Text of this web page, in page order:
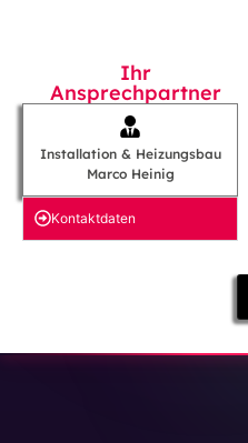
Ihr
Ansprechpartner
Installation & Heizungsbau
Marco Heinig
Kontakt­daten